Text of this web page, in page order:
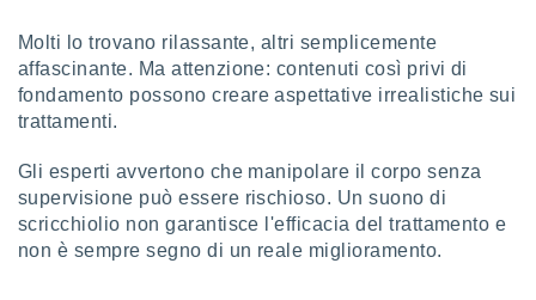
del
dei
e degli
Molti lo trovano rilassante, altri semplicemente
affascinante. Ma attenzione: contenuti così privi di
fondamento possono creare aspettative irrealistiche sui
trattamenti.
Gli esperti avvertono che manipolare il corpo senza
supervisione può essere rischioso. Un suono di
scricchiolio non garantisce l'efficacia del trattamento e
non è sempre segno di un reale miglioramento.